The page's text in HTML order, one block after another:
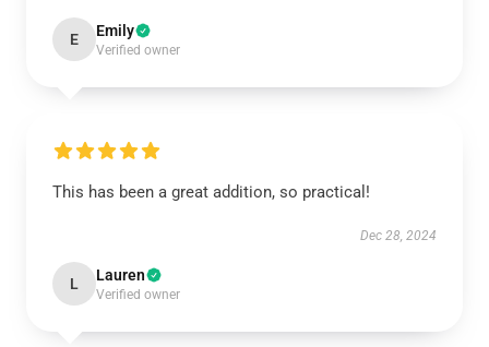
E Emily
Verified owner
This has been a great addition, so practical!
Dec 28, 2024
L Lauren
Verified owner